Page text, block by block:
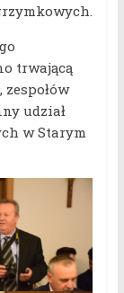
trwającą
udział
w Starym